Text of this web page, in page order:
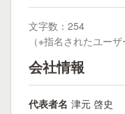
文字数：254
（※指名されたユー
会社情報
代表者名 津元 啓史